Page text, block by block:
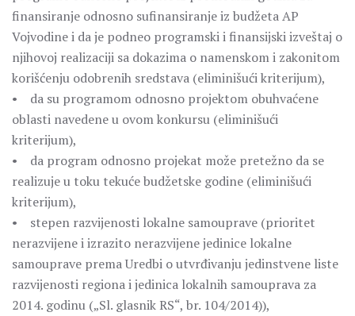
finansiranje odnosno sufinansiranje iz budžeta AP
Vojvodine i da je podneo programski i finansijski izveštaj o
njihovoj realizaciji sa dokazima o namenskom i zakonitom
korišćenju odobrenih sredstava (eliminišući kriterijum),
• da su programom odnosno projektom obuhvaćene
oblasti navedene u ovom konkursu (eliminišući
kriterijum),
• da program odnosno projekat može pretežno da se
realizuje u toku tekuće budžetske godine (eliminišući
kriterijum),
• stepen razvijenosti lokalne samouprave (prioritet
nerazvijene i izrazito nerazvijene jedinice lokalne
samouprave prema Uredbi o utvrđivanju jedinstvene liste
razvijenosti regiona i jedinica lokalnih samouprava za
2014. godinu („Sl. glasnik RS“, br. 104/2014)),